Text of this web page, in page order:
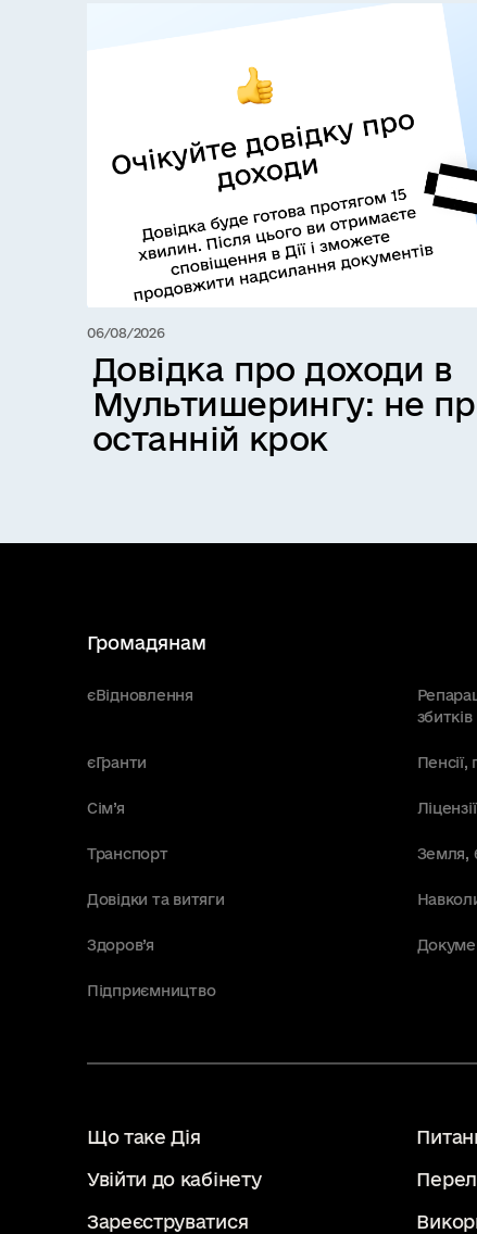
06/08/2026
Довідка про доходи в
Мультишерингу: не
останній крок
Громадянам
єВідновлення
збитків
єГранти Пенсії,
Сім’я
Транспорт Земля,
Довідки та витяги
Здоров’я
Підприємництво
Що таке Дія
Увійти до кабінету
Зареєструватися